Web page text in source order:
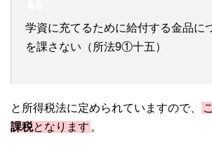
学資に充てるために給付する金品に
を課さない（所法9①十五）
と所得税法に定められていますので、
課税となります 。